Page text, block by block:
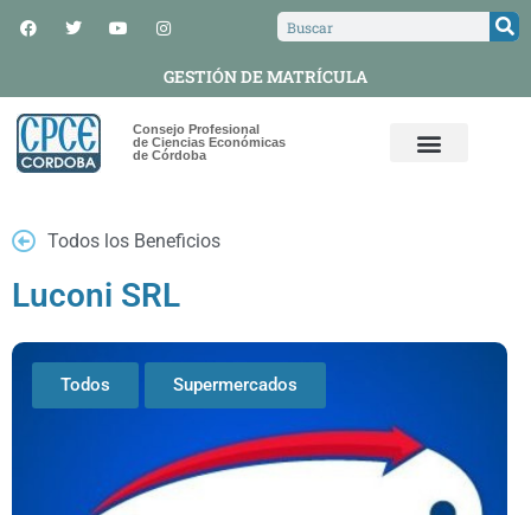
GESTIÓN DE MATRÍCULA
Consejo Profesional
de Ciencias Económicas
de Córdoba
Todos los Beneficios
Luconi SRL
Todos Supermercados